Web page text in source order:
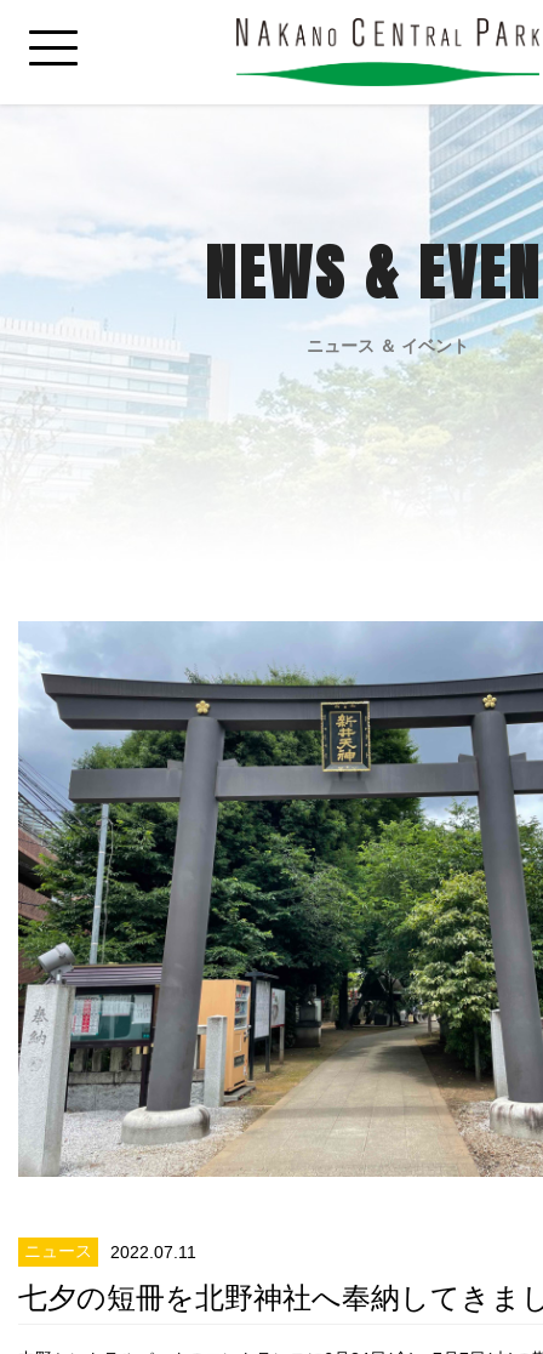
NEWS &
ニュース ＆ イベント
ニュース 2022.07.11
七夕の短冊を北野神社へ奉納してきま